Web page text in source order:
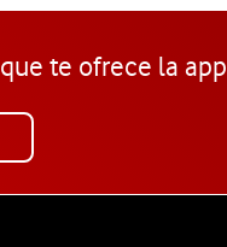
te ofrece la app